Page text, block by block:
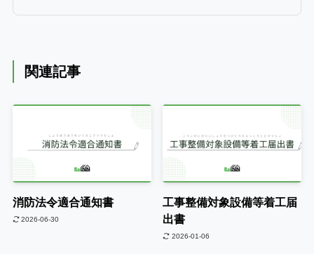
関連記事
消防法令適合通知書
2026-06-30
工事整備対象設備等着工届
出書
2026-01-06